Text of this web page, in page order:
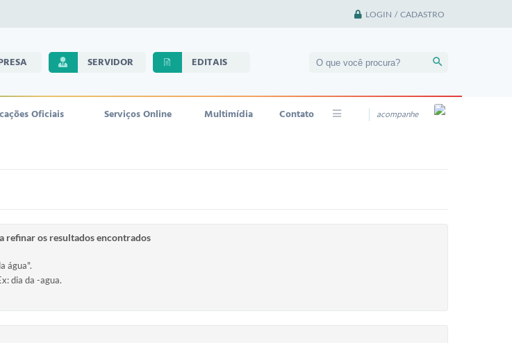
LOGIN / CADASTRO
SERVIDOR EDITAIS
Oficiais Serviços Online Multimídia Contato acompanhe
refinar os resultados encontrados
água".
dia da -agua.